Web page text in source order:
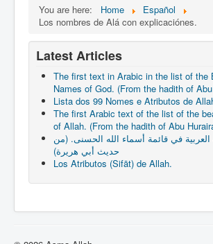
You are here: Home
Español
Los nombres de Alá con explicaciónes.
Latest Articles
The first text in Arabic in the list of the
Names of God. (From the hadith of
Lista dos 99 Nomes e Atributos de
The first Arabic text of the list of the
of Allah. (From the hadith of Abu
العربية في قائمة أسماء الله الحسنى. (من
حديث أبي هريرة)
Los Atributos (Sifāt) de Allah.